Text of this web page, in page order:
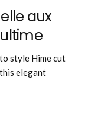
aux
style Hime cut
elegant